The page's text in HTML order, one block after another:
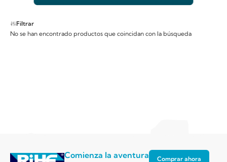
Filtrar
No se han encontrado productos que coincidan con la búsqueda
Comienza la aventura Comprar ahora